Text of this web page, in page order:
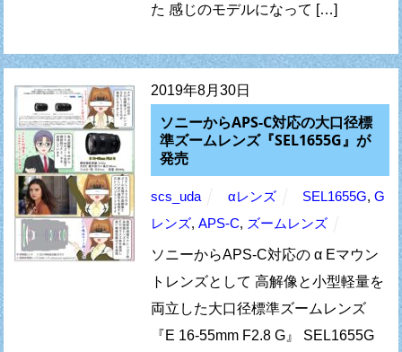
た 感じのモデルになって […]
2019年8月30日
ソニーからAPS-C対応の大口径標
準ズームレンズ『SEL1655G』が
発売
scs_uda αレンズ SEL1655G,G
レンズ,APS-C, ズームレンズ
ソニーからAPS-C対応の α Eマウン
トレンズとして 高解像と小型軽量を
両立した大口径標準ズームレンズ
『E 16-55mm F2.8 G』 SEL1655G